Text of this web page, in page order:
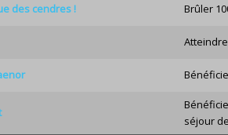
des cendres ! Brûler
séjour